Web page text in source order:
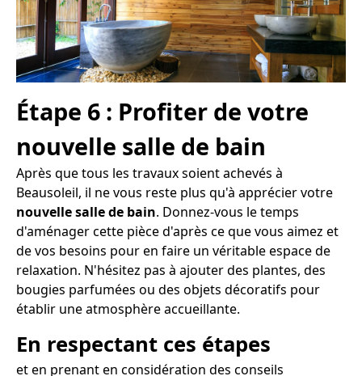
Étape 6 : Profiter de votre
nouvelle salle de bain
Après que tous les travaux soient achevés à
Beausoleil, il ne vous reste plus qu'à apprécier votre
nouvelle salle de bain. Donnez-vous le temps
d'aménager cette pièce d'après ce que vous aimez et
de vos besoins pour en faire un véritable espace de
relaxation. N'hésitez pas à ajouter des plantes, des
bougies parfumées ou des objets décoratifs pour
établir une atmosphère accueillante.
En respectant ces étapes
et en prenant en considération des conseils